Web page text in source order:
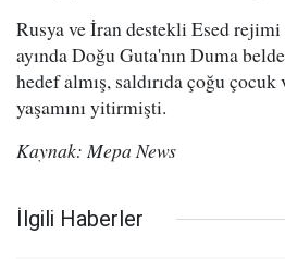
Rusya ve İran destekli Esed
ayında Doğu Guta'nın Duma
hedef almış, saldırıda çoğu
yaşamını yitirmişti.
Kaynak: Mepa News
İlgili Haberler